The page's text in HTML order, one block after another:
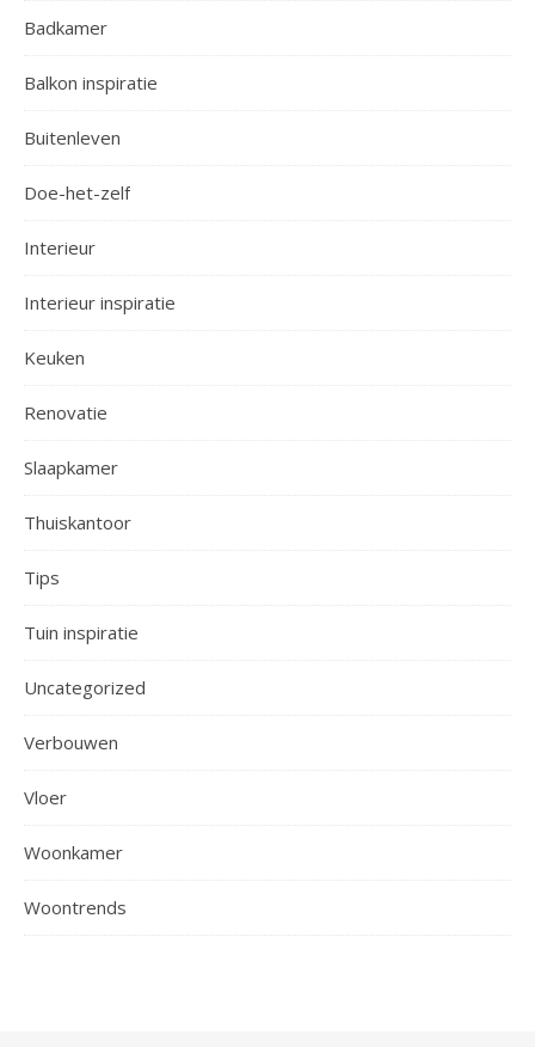
Badkamer
Balkon inspiratie
Buitenleven
Doe-het-zelf
Interieur
Interieur inspiratie
Keuken
Renovatie
Slaapkamer
Thuiskantoor
Tips
Tuin inspiratie
Uncategorized
Verbouwen
Vloer
Woonkamer
Woontrends